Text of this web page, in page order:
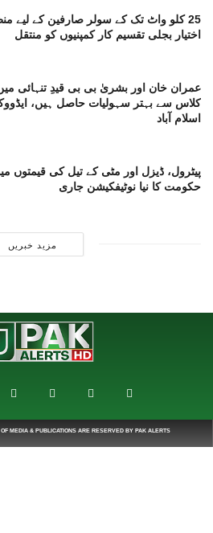
25 کلو واٹ تک کے سولر صارفین کے لیے
اختیار بجلی تقسیم کار کمپنیوں کو منتقل
عمران خان اور بشریٰ بی بی قیدِ تنہائی
کلاس سے بہتر سہولیات حاصل ہیں،
اسلام آباد
پیٹرول، ڈیزل اور مٹی کے تیل کی قیمتوں
حکومت کا نیا نوٹیفکیشن جاری
مزید خبریں
MEDIA & PUBLICATIONS ARE RESERVED BY PAK ALERTS